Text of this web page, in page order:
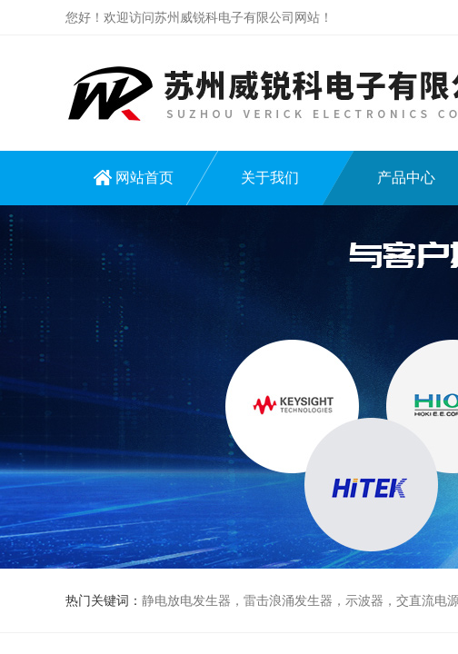
您好！欢迎访问苏州威锐科电子有限公司网站！
网站首页 关于我们 产品中心
热门关键词： 静电放电发生器，雷击浪涌发生器，示波器，交直流电源，安